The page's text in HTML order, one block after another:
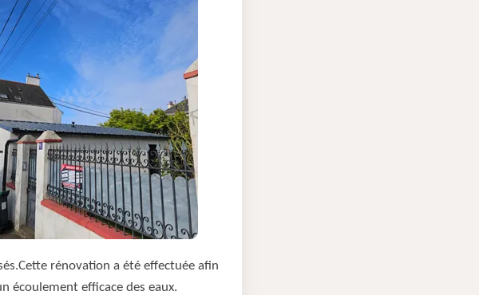
rénovation a été effectuée afin
écoulement efficace des eaux.